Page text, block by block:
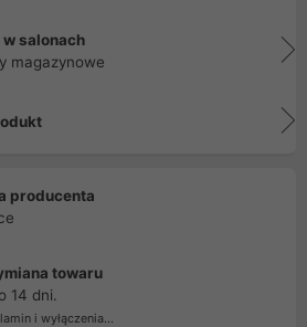
salonach
magazynowe
producenta
towaru
14 dni.
i wyłączenia...